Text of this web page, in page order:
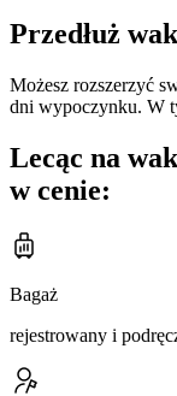
Przedłuż
Możesz rozszerzyć
dni wypoczynku. W
Lecąc na
w cenie:
Bagaż
rejestrowany i